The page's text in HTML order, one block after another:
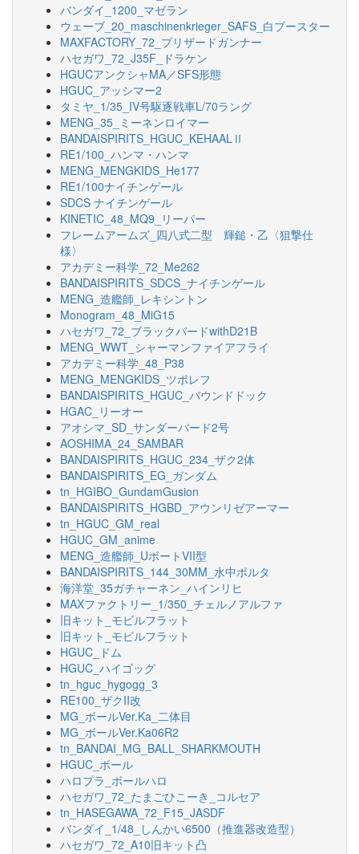
バンダイ_1200_マゼラン
ウェーブ_20_maschinenkrieger_SAFS_白ブースター
MAXFACTORY_72_ブリザードガンナー
ハセガワ_72_J35F_ドラケン
HGUCアンクシャMA／SFS形態
HGUC_アッシマー2
タミヤ_1/35_IV号駆逐戦車L/70ラング
MENG_35_ミーネンロイマー
BANDAISPIRITS_HGUC_KEHAALⅡ
RE1/100_ハンマ・ハンマ
MENG_MENGKIDS_He177
RE1/100ナイチンゲール
SDCS ナイチンゲール
KINETIC_48_MQ9_リーパー
フレームアームズ_四八式二型 輝鎚・乙〈狙撃仕
様〉
アカデミー科学_72_Me262
BANDAISPIRITS_SDCS_ナイチンゲール
MENG_造艦師_レキシントン
Monogram_48_MiG15
ハセガワ_72_ブラックバードwithD21B
MENG_WWT_シャーマンファイアフライ
アカデミー科学_48_P38
MENG_MENGKIDS_ツポレフ
BANDAISPIRITS_HGUC_バウンドドック
HGAC_リーオー
アオシマ_SD_サンダーバード2号
AOSHIMA_24_SAMBAR
BANDAISPIRITS_HGUC_234_ザク2体
BANDAISPIRITS_EG_ガンダム
tn_HGIBO_GundamGusion
BANDAISPIRITS_HGBD_アウンリゼアーマー
tn_HGUC_GM_real
HGUC_GM_anime
MENG_造艦師_UボートVII型
BANDAISPIRITS_144_30MM_水中ポルタ
海洋堂_35ガチャーネン_ハインリヒ
MAXファクトリー_1/350_チェルノアルファ
旧キット_モビルフラット
旧キット_モビルフラット
HGUC_ドム
HGUC_ハイゴッグ
tn_hguc_hygogg_3
RE100_ザクII改
MG_ボールVer.Ka_二体目
MG_ボールVer.Ka06R2
tn_BANDAI_MG_BALL_SHARKMOUTH
HGUC_ボール
ハロプラ_ボールハロ
ハセガワ_72_たまごひこーき_コルセア
tn_HASEGAWA_72_F15_JASDF
バンダイ_1/48_しんかい6500（推進器改造型）
ハセガワ_72_A10旧キット凸